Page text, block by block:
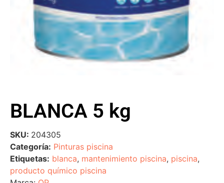
BLANCA 5 kg
SKU: 204305
Categoría: Pinturas piscina
Etiquetas: blanca, mantenimiento piscina, piscina,
producto químico piscina